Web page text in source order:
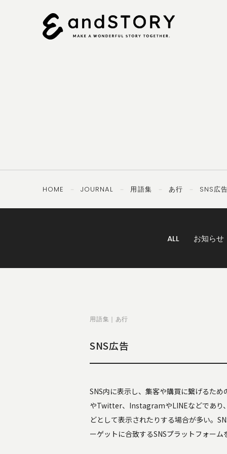
406-8407 OTHERS
PRIVACY SECURITY
HOME － JOURNAL － 用語集 － あ行 － SNS広
ALL お知らせ
用語集｜あ行
SNS広告
SNS内に表示し、集客や購買に繋げるた
やTwitter、InstagramやLINEなどであり
どとして表示されたりする場合が多い。
ーゲットに合致するSNSプラットフォー